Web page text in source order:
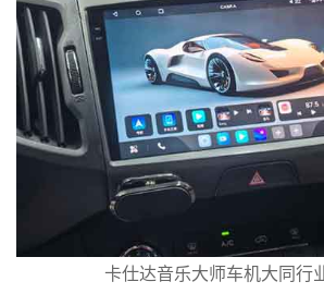
卡仕达音乐大师车机大同行